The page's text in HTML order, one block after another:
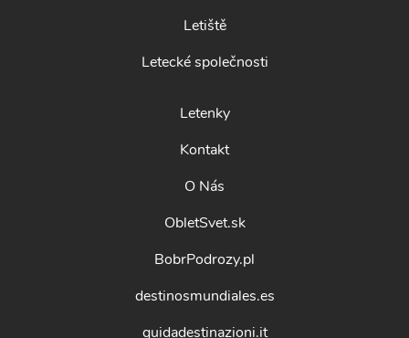
Letiště
Letecké společnosti
Letenky
Kontakt
O Nás
ObletSvet.sk
BobrPodrozy.pl
destinosmundiales.es
guidadestinazioni.it